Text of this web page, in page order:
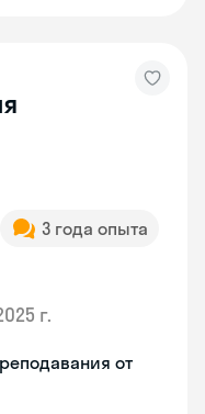
3 года опыта
г.
от